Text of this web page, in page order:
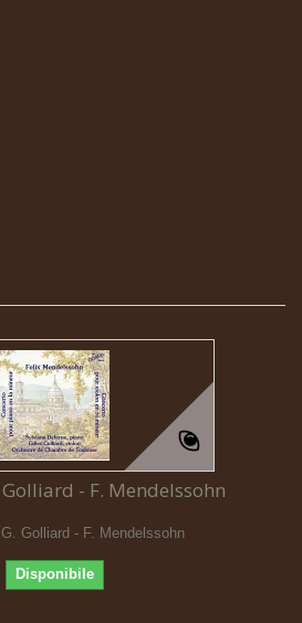
Golliard - F. Mendelssohn
Golliard - F. Mendelssohn
Disponibile